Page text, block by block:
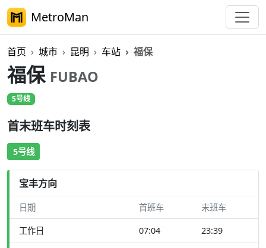
MetroMan
首页 城市 昆明 车站 福保
福保 FUBAO
5号线
首末班车时刻表
5号线
宝丰方向
日期 首班车 末班车
工作日 07:04 23:39